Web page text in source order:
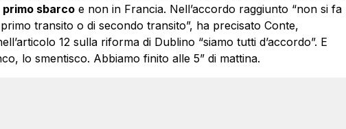
primo sbarcoe non in Francia. Nell’accordo raggiunto “non si fa
transito o di secondo transito”, ha precisato Conte,
12 sulla riforma di Dublino “siamo tutti d’accordo”. E
lo smentisco. Abbiamo finito alle 5” di mattina.